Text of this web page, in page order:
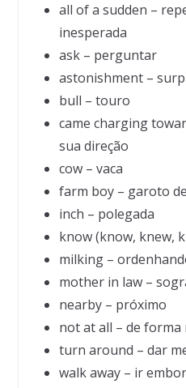
all of a sudden –
inesperada
ask – perguntar
astonishment –
bull – touro
came charging
sua direção
cow – vaca
farm boy – garoto
inch – polegada
know (know, knew,
milking –
mother in law –
nearby – próximo
not at all – de forma
turn around – dar
walk away – ir